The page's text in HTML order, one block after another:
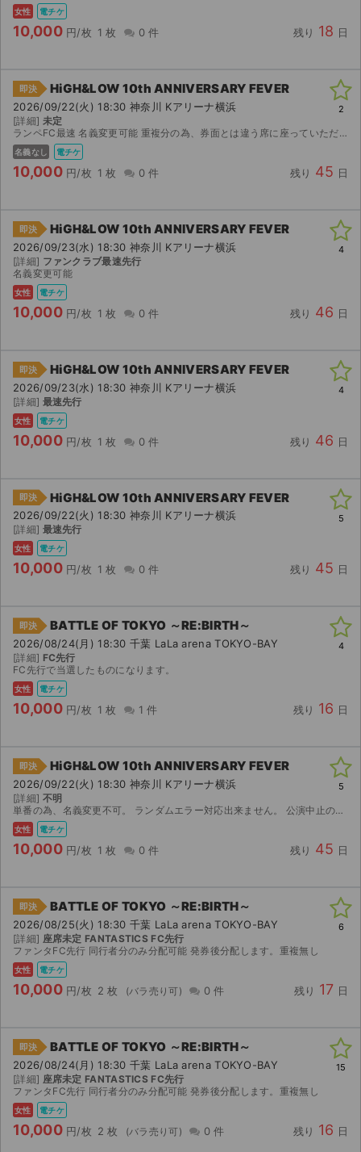
女性 電チケ
10,000 円/枚 1 枚 0 件 残り 18 日
即決 HiGH&LOW 10th ANNIVERSARY FEVER
2026/09/22(火) 18:30 神奈川 Kアリーナ横浜
[詳細] 未定
ランペFC最速 名義変更可能 重複分の為、券面とは違う席に座っていただく場合があります 同時入場可能 座席確認後分配します 公演が中止となった場合のみ返金
名義なし 電チケ
10,000 円/枚 1 枚 0 件 残り 45 日
2
即決 HiGH&LOW 10th ANNIVERSARY FEVER
2026/09/23(水) 18:30 神奈川 Kアリーナ横浜
[詳細] ファンクラブ最速先行
名義変更可能
女性 電チケ
10,000 円/枚 1 枚 0 件 残り 46 日
4
即決 HiGH&LOW 10th ANNIVERSARY FEVER
2026/09/23(水) 18:30 神奈川 Kアリーナ横浜
[詳細] 最速先行
女性 電チケ
10,000 円/枚 1 枚 0 件 残り 46 日
4
即決 HiGH&LOW 10th ANNIVERSARY FEVER
2026/09/22(火) 18:30 神奈川 Kアリーナ横浜
[詳細] 最速先行
女性 電チケ
10,000 円/枚 1 枚 0 件 残り 45 日
5
即決 BATTLE OF TOKYO ～RE:BIRTH～
2026/08/24(月) 18:30 千葉 LaLa arena TOKYO-BAY
[詳細] FC先行
FC先行で当選したものになります。
女性 電チケ
10,000 円/枚 1 枚 1 件 残り 16 日
4
即決 HiGH&LOW 10th ANNIVERSARY FEVER
2026/09/22(火) 18:30 神奈川 Kアリーナ横浜
[詳細] 不明
単番の為、名義変更不可。 ランダムエラー対応出来ません。 公演中止の場合のみ返金いたしますがその他の理由での返金には一切応じられませんので改めご了承ください。 アプグレに関してはご購入後、希望が...
女性 電チケ
10,000 円/枚 1 枚 0 件 残り 45 日
5
即決 BATTLE OF TOKYO ～RE:BIRTH～
2026/08/25(火) 18:30 千葉 LaLa arena TOKYO-BAY
[詳細] 座席未定 FANTASTICS FC先行
ファンタFC先行 同行者分のみ分配可能 発券後分配します。重複無し
女性 電チケ
10,000 円/枚 2 枚 0 件 残り 17 日
6
即決 BATTLE OF TOKYO ～RE:BIRTH～
2026/08/24(月) 18:30 千葉 LaLa arena TOKYO-BAY
[詳細] 座席未定 FANTASTICS FC先行
ファンタFC先行 同行者分のみ分配可能 発券後分配します。重複無し
女性 電チケ
10,000 円/枚 2 枚 0 件 残り 16 日
15